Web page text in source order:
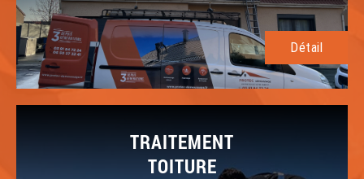
Détail
TRAITEMENT
TOITURE